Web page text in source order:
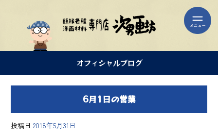
オフィシャルブログ
6月1日の営業
投稿日 2018年5月31日